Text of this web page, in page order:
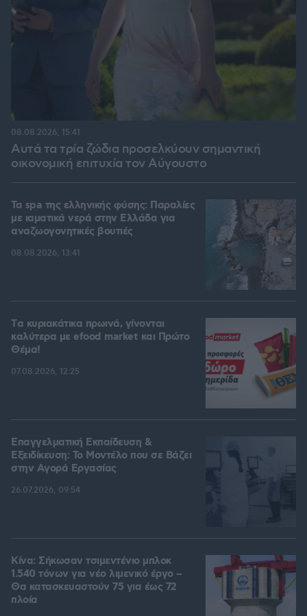
Αυτά τα τρία ζώδια προσελκύουν σημαντική
οικονομική επιτυχία τον Αύγουστο
08.08.2026, 15:41
Τα spa της ελληνικής φύσης: Παραλίες
με ιαματικά νερά στην Ελλάδα για
αναζωογονητικές βουτιές
08.08.2026, 13:41
Tα κυριακάτικα πρωινά, γίνονται
καλύτερα με efood market και Πρώτο
Θέμα!
07.08.2026, 12:25
Επαγγελματική Εκπαίδευση &
Εξειδίκευση: Το Mοντέλο που σε Bάζει
στην Aγορά Eργασίας
26.07.2026, 09:54
Κίνα: Σήκωσαν τσιμεντένιο μπλοκ
1.540 τόνων για νέο λιμενικό έργο –
Θα κατασκευαστούν 75 για έως 72
πλοία